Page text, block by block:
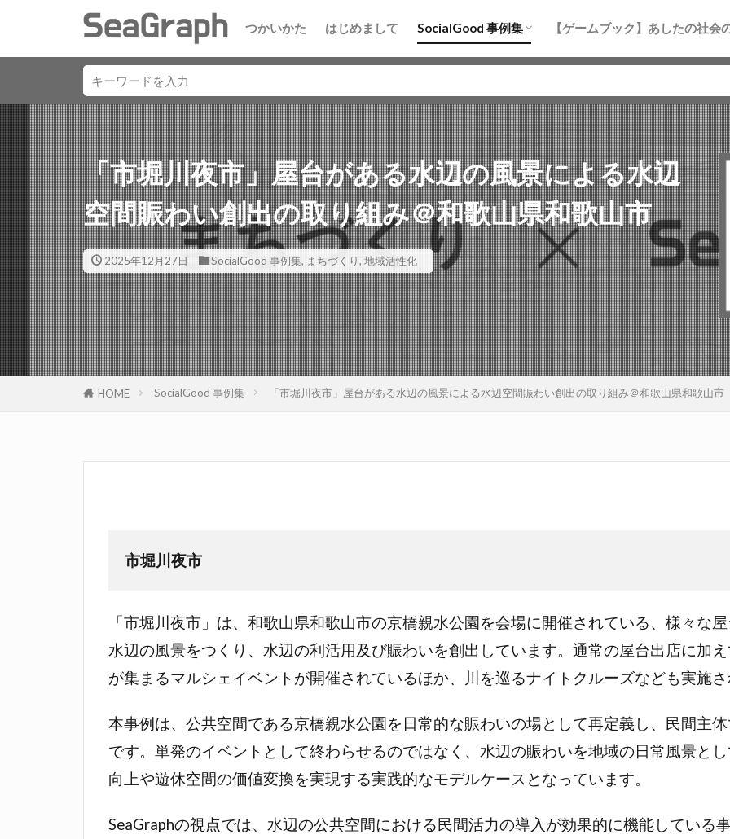
つかいかた はじめまして SocialGood 事例集
まちづくり
防災
地域活性化
水産・海洋
教育
【ゲームブック】あしたの社会
「市堀川夜市」屋台がある水辺の風景による水辺
空間賑わい創出の取り組み＠和歌山県和歌山市
2025年12月27日 SocialGood 事例集, まちづくり, 地域活性化
HOME SocialGood 事例集 「市堀川夜市」屋台がある水辺の風景による水辺空間賑わい創出の取り組み＠和歌山県和歌山市
市堀川夜市
「市堀川夜市」は、和歌山県和歌山市の京橋親水公園を会場に開催されている、様々な
水辺の風景をつくり、水辺の利活用及び賑わいを創出しています。通常の屋台出店に加
が集まるマルシェイベントが開催されているほか、川を巡るナイトクルーズなども実施
本事例は、公共空間である京橋親水公園を日常的な賑わいの場として再定義し、民間主
です。単発のイベントとして終わらせるのではなく、水辺の賑わいを地域の日常風景と
向上や遊休空間の価値変換を実現する実践的なモデルケースとなっています。
SeaGraphの視点では、水辺の公共空間における民間活力の導入が効果的に機能している